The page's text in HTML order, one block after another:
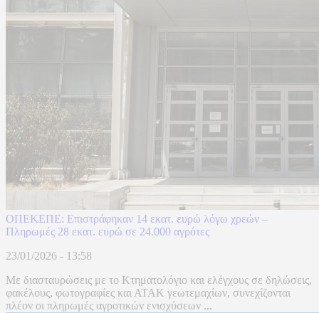
ΟΠΕΚΕΠΕ: Επιστράφηκαν 14 εκατ. ευρώ λόγω χρεών –
Πληρωμές 28 εκατ. ευρώ σε 24.000 αγρότες
23/01/2026 - 13:58
Με διασταυρώσεις με το Κτηματολόγιο και ελέγχους σε δηλώσεις,
φακέλους, φωτογραφίες και ΑΤΑΚ γεωτεμαχίων, συνεχίζονται
πλέον οι πληρωμές αγροτικών ενισχύσεων ...